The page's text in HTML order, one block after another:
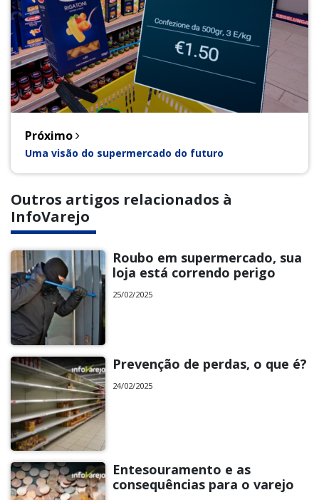
Próximo
Uma visão do supermercado do futuro
Outros artigos relacionados à
InfoVarejo
Roubo em supermercado, sua
loja está correndo perigo
25/02/2025
Prevenção de perdas, o que é?
24/02/2025
Entesouramento e as
consequências para o varejo